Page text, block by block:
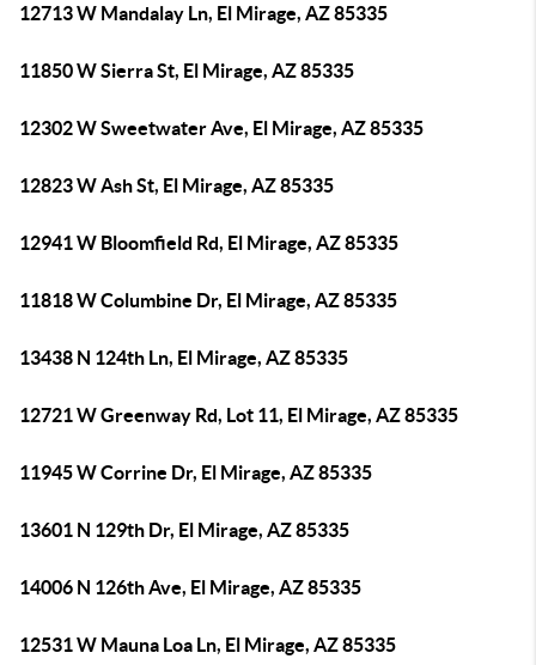
12713 W Mandalay Ln, El Mirage, AZ 85335
11850 W Sierra St, El Mirage, AZ 85335
12302 W Sweetwater Ave, El Mirage, AZ 85335
12823 W Ash St, El Mirage, AZ 85335
12941 W Bloomfield Rd, El Mirage, AZ 85335
11818 W Columbine Dr, El Mirage, AZ 85335
13438 N 124th Ln, El Mirage, AZ 85335
12721 W Greenway Rd, Lot 11, El Mirage, AZ 85335
11945 W Corrine Dr, El Mirage, AZ 85335
13601 N 129th Dr, El Mirage, AZ 85335
14006 N 126th Ave, El Mirage, AZ 85335
12531 W Mauna Loa Ln, El Mirage, AZ 85335